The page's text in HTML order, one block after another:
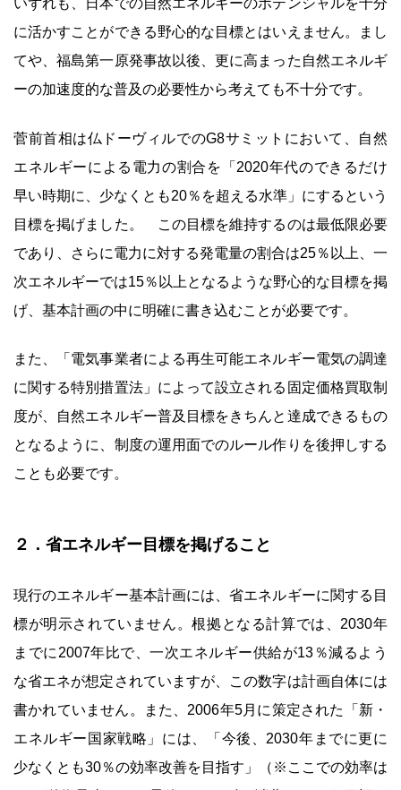
いずれも、日本での自然エネルギーのポテンシャルを十分
に活かすことができる野心的な目標とはいえません。まし
てや、福島第一原発事故以後、更に高まった自然エネルギ
ーの加速度的な普及の必要性から考えても不十分です。
菅前首相は仏ドーヴィルでのG8サミットにおいて、自然
エネルギーによる電力の割合を「2020年代のできるだけ
早い時期に、少なくとも20％を超える水準」にするという
目標を掲げました。 この目標を維持するのは最低限必要
であり、さらに電力に対する発電量の割合は25％以上、一
次エネルギーでは15％以上となるような野心的な目標を掲
げ、基本計画の中に明確に書き込むことが必要です。
また、「電気事業者による再生可能エネルギー電気の調達
に関する特別措置法」によって設立される固定価格買取制
度が、自然エネルギー普及目標をきちんと達成できるもの
となるように、制度の運用面でのルール作りを後押しする
ことも必要です。
２．省エネルギー目標を掲げること
現行のエネルギー基本計画には、省エネルギーに関する目
標が明示されていません。根拠となる計算では、2030年
までに2007年比で、一次エネルギー供給が13％減るよう
な省エネが想定されていますが、この数字は計画自体には
書かれていません。また、2006年5月に策定された「新・
エネルギー国家戦略」には、「今後、2030年までに更に
少なくとも30％の効率改善を目指す」（※ここでの効率は